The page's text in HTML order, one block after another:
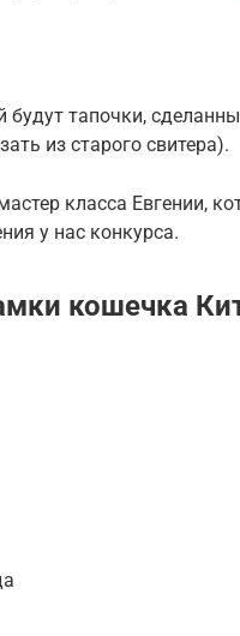
тапочки,
из старого свитера).
класса Евгении,
у нас конкурса.
кошечка